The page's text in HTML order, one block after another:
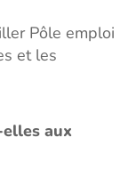
Pôle emploi
et les
aux